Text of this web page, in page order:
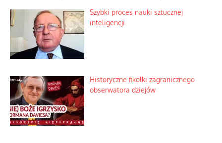
Szybki proces nauki sztucznej
inteligencji
Historyczne fikołki zagranicznego
obserwatora dziejów